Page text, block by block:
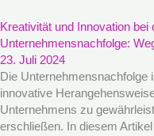
Kreativität und Innovation bei
Unternehmensnachfolge:
23. Juli 2024
Die Unternehmensnachfolge
innovative
Unternehmens zu
erschließen. In diesem